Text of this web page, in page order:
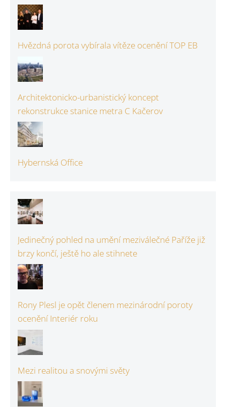
Hvězdná porota vybírala vítěze ocenění TOP EB
Architektonicko-urbanistický koncept
rekonstrukce stanice metra C Kačerov
Hybernská Office
Jedinečný pohled na umění meziválečné Paříže již
brzy končí, ještě ho ale stihnete
Rony Plesl je opět členem mezinárodní poroty
ocenění Interiér roku
Mezi realitou a snovými světy